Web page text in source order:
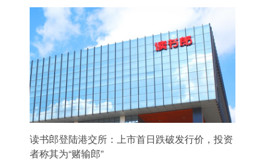
读书郎登陆港交所：上市首日跌破发行价，投资
者称其为“赌输郎”